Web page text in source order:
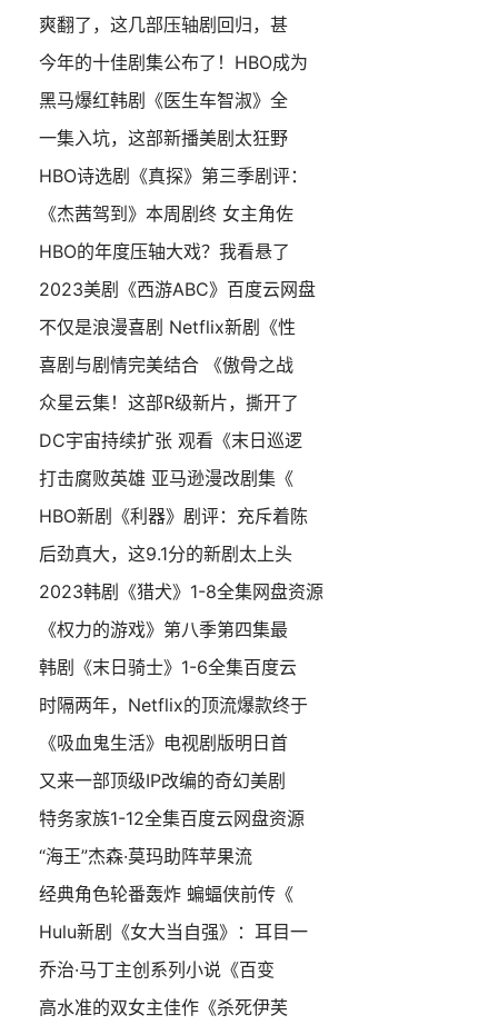
爽翻了，这几部压轴剧回归，甚
今年的十佳剧集公布了！HBO成为
黑马爆红韩剧《医生车智淑》全
一集入坑，这部新播美剧太狂野
HBO诗选剧《真探》第三季剧评：
《杰茜驾到》本周剧终 女主角佐
HBO的年度压轴大戏？我看悬了
2023美剧《西游ABC》百度云网盘
不仅是浪漫喜剧 Netflix新剧《性
喜剧与剧情完美结合 《傲骨之战
众星云集！这部R级新片，撕开了
DC宇宙持续扩张 观看《末日巡逻
打击腐败英雄 亚马逊漫改剧集《
HBO新剧《利器》剧评：充斥着陈
后劲真大，这9.1分的新剧太上头
2023韩剧《猎犬》1-8全集网盘资源
《权力的游戏》第八季第四集最
韩剧《末日骑士》1-6全集百度云
时隔两年，Netflix的顶流爆款终于
《吸血鬼生活》电视剧版明日首
又来一部顶级IP改编的奇幻美剧
特务家族1-12全集百度云网盘资源
“海王”杰森·莫玛助阵苹果流
经典角色轮番轰炸 蝙蝠侠前传《
Hulu新剧《女大当自强》：耳目一
乔治·马丁主创系列小说《百变
高水准的双女主佳作《杀死伊芙